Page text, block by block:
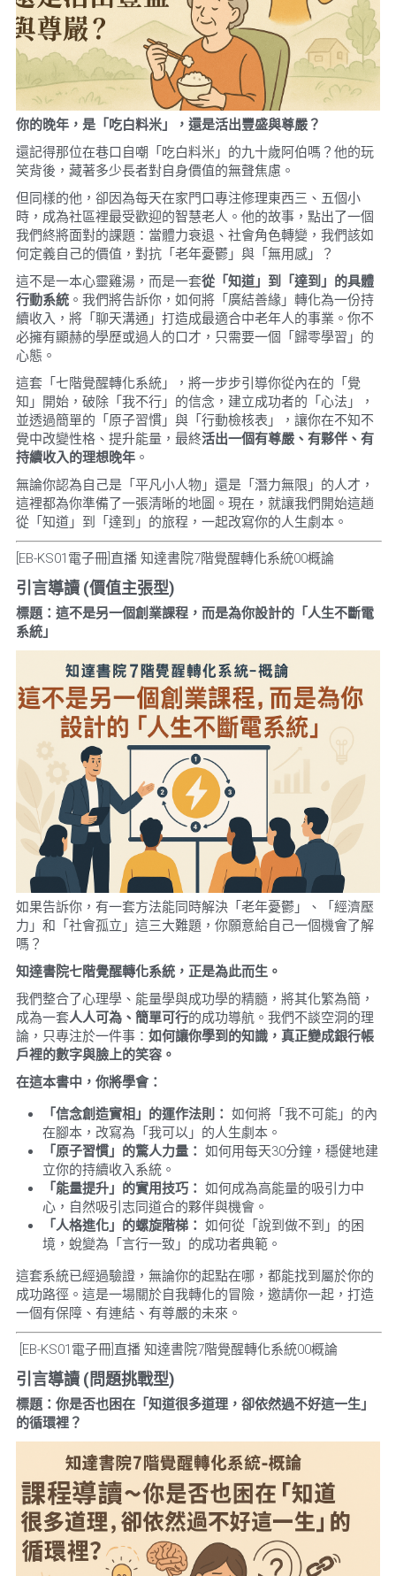
你的晚年，是「吃白料米」，還是活出豐盛與尊嚴？
還記得那位在巷口自嘲「吃白料米」的九十歲阿伯嗎？他的玩
笑背後，藏著多少長者對自身價值的無聲焦慮。
但同樣的他，卻因為每天在家門口專注修理東西三、五個小
時，成為社區裡最受歡迎的智慧老人。他的故事，點出了一個
我們終將面對的課題：當體力衰退、社會角色轉變，我們該如
何定義自己的價值，對抗「老年憂鬱」與「無用感」？
這不是一本心靈雞湯，而是一套從「知道」到「達到」的具體
行動系統。我們將告訴你，如何將「廣結善緣」轉化為一份持
續收入，將「聊天溝通」打造成最適合中老年人的事業。你不
必擁有顯赫的學歷或過人的口才，只需要一個「歸零學習」的
心態。
這套「七階覺醒轉化系統」，將一步步引導你從內在的「覺
知」開始，破除「我不行」的信念，建立成功者的「心法」，
並透過簡單的「原子習慣」與「行動檢核表」，讓你在不知不
覺中改變性格、提升能量，最終活出一個有尊嚴、有夥伴、有
持續收入的理想晚年。
無論你認為自己是「平凡小人物」還是「潛力無限」的人才，
這裡都為你準備了一張清晰的地圖。現在，就讓我們開始這趟
從「知道」到「達到」的旅程，一起改寫你的人生劇本。
[EB-KS01電子冊]直播 知達書院7階覺醒轉化系統00概論
引言導讀 (價值主張型)
標題：這不是另一個創業課程，而是為你設計的「人生不斷電
系統」
如果告訴你，有一套方法能同時解決「老年憂鬱」、「經濟壓
力」和「社會孤立」這三大難題，你願意給自己一個機會了解
嗎？
知達書院七階覺醒轉化系統，正是為此而生。
我們整合了心理學、能量學與成功學的精髓，將其化繁為簡，
成為一套人人可為、簡單可行的成功導航。我們不談空洞的理
論，只專注於一件事： 如何讓你學到的知識，真正變成銀行帳
戶裡的數字與臉上的笑容。
在這本書中，你將學會：
「信念創造實相」的運作法則： 如何將「我不可能」的內
在腳本，改寫為「我可以」的人生劇本。
「原子習慣」的驚人力量： 如何用每天30分鐘，穩健地建
立你的持續收入系統。
「能量提升」的實用技巧： 如何成為高能量的吸引力中
心，自然吸引志同道合的夥伴與機會。
「人格進化」的螺旋階梯： 如何從「說到做不到」的困
境，蛻變為「言行一致」的成功者典範。
這套系統已經過驗證，無論你的起點在哪，都能找到屬於你的
成功路徑。這是一場關於自我轉化的冒險，邀請你一起，打造
一個有保障、有連結、有尊嚴的未來。
[EB-KS01電子冊]直播 知達書院7階覺醒轉化系統00概論
引言導讀 (問題挑戰型)
標題：你是否也困在「知道很多道理，卻依然過不好這一生」
的循環裡？